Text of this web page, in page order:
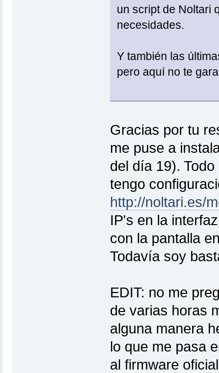
un script de Noltari
necesidades.
Y también las
pero aquí no te
Gracias por tu
me puse a
del día 19).
tengo
http://noltari.es/
IP's en la
con la pantalla
Todavía soy
EDIT: no me
de varias horas
alguna manera
lo que me pasa
al firmware